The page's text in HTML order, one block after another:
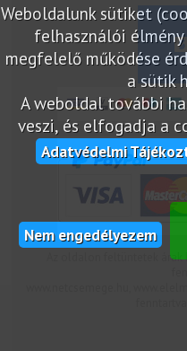
Weboldalunk sütiket
felhasználói élmény
megfelelő működése
a sütik
A weboldal további
veszi, és elfogadja a
Adatvédelmi
Nem engedélyezem
Az oldalon feltüntetek